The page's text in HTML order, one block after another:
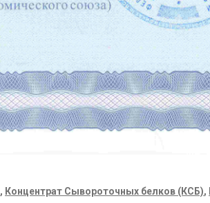
, Концентрат Сывороточных белков (КСБ),